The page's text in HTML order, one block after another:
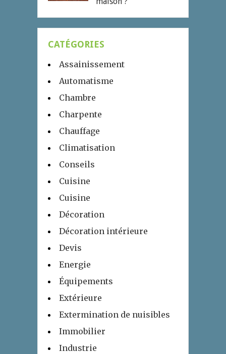
CATÉGORIES
Assainissement
Automatisme
Chambre
Charpente
Chauffage
Climatisation
Conseils
Cuisine
Cuisine
Décoration
Décoration intérieure
Devis
Energie
Équipements
Extérieure
Extermination de nuisibles
Immobilier
Industrie